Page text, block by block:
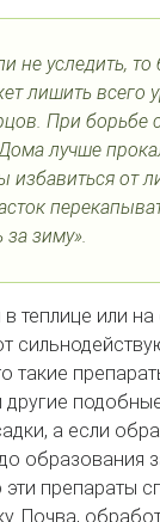
не уследить, то
лишить всего
При борьбе
лучше
избавиться от
зиму».
теплице или на
такие
а если
образования
эти препараты
Почва,